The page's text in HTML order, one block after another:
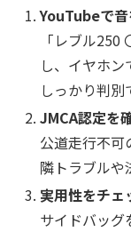
YouTubeで
「レブル
し、イヤホ
しっかり判別
JMCA認定を
公道走行不可
隣トラブルや
実用性をチェ
サイドバッグ